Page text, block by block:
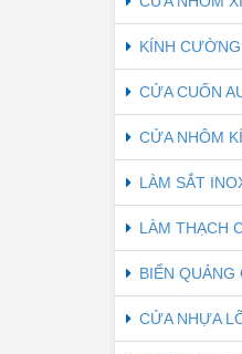
KÍNH
CỬA CUỐN
CỬA NHÔM
LÀM SẮT
LÀM THẠCH
BIỂN QUẢNG
CỬA NHỰA